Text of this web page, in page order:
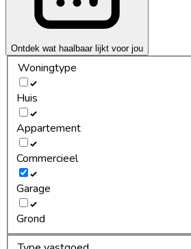
Ontdek wat haalbaar lijkt voor jou
Woningtype
Huis
Appartement
Commercieel
Garage
Grond